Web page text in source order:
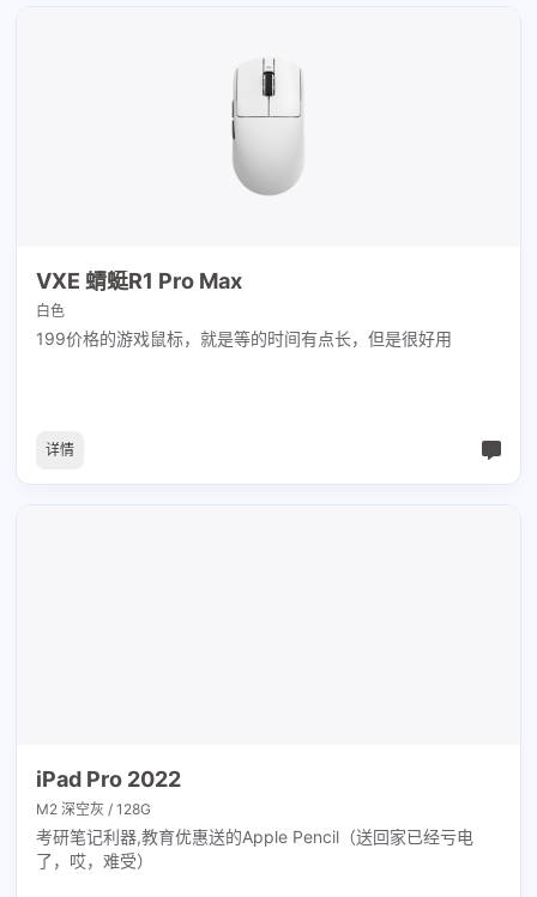
VXE 蜻蜓R1 Pro Max
白色
199价格的游戏鼠标，就是等的时间有点长，但是很好用
详情
iPad Pro 2022
M2 深空灰 / 128G
考研笔记利器,教育优惠送的Apple Pencil（送回家已经亏电
了，哎，难受）